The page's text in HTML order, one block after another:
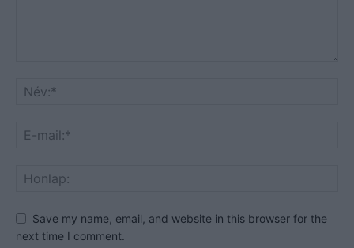
Save my name, email, and website in this browser for the
next time I comment.